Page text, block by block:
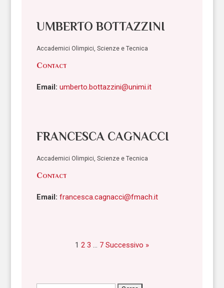
UMBERTO BOTTAZZINI
Accademici Olimpici, Scienze e Tecnica
Contact
Email: umberto.bottazzini@unimi.it
FRANCESCA CAGNACCI
Accademici Olimpici, Scienze e Tecnica
Contact
Email: francesca.cagnacci@fmach.it
1 2 3 … 7 Successivo »